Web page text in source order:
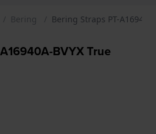
Bering Bering Straps PT-
BVYX True